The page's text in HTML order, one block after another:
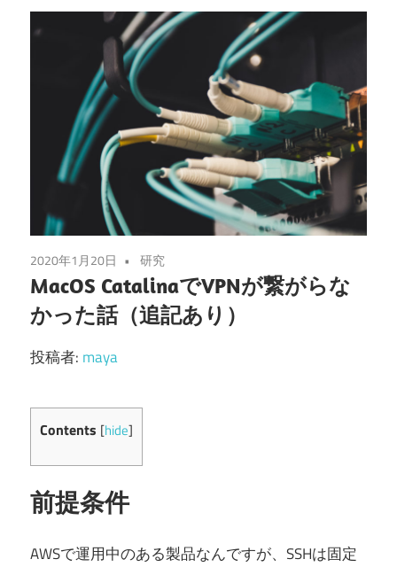
2020年1月20日 研究
MacOS CatalinaでVPNが繋がらな
かった話（追記あり）
投稿者: maya
Contents [hide]
前提条件
AWSで運用中のある製品なんですが、SSHは固定